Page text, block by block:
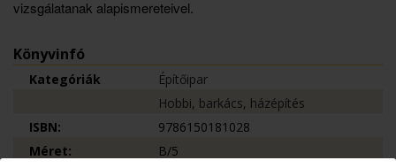
vizsgálatanak alapismereteivel.
Könyvinfó
Kategóriák
Építőipar
Hobbi, barkács, házépítés
ISBN:
9786150181028
Méret:
B/5